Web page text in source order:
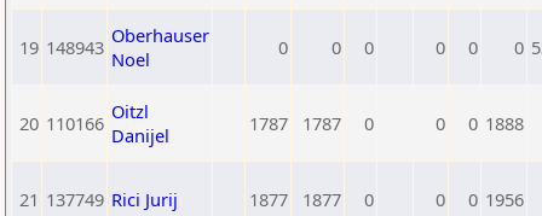
19 148943 Oberhauser
Noel
0 0 0 0 0 0
20 110166 Oitzl
Danijel
1787 1787 0 0 0 1888
21 137749 Rici Jurij 1877 1877 0 0 0 1956